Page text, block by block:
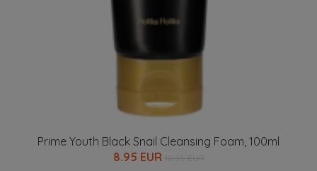
Prime Youth Black Snail Cleansing Foam, 100ml
8.95 EUR